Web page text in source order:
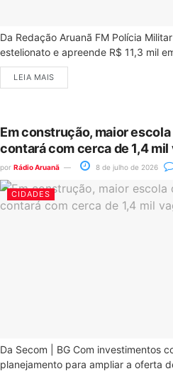
Da Redação Aruanã FM Polícia
estelionato e apreende R$ 11,3 mil
LEIA MAIS
Em construção, maior
contará com cerca de 1,4 mil
por Rádio Aruanã 8 de julho de 2026
CIDADES
Da Secom | BG Com investimentos
planejamento para ampliar a oferta